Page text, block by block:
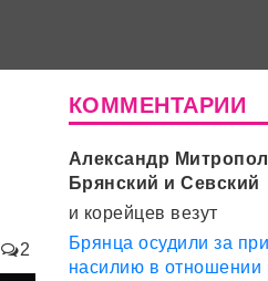
2
КОММЕНТАРИИ
Александр
Брянский и Севский
и корейцев везут
Брянца осудили за
насилию в отношении